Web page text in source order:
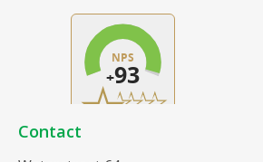
Contact